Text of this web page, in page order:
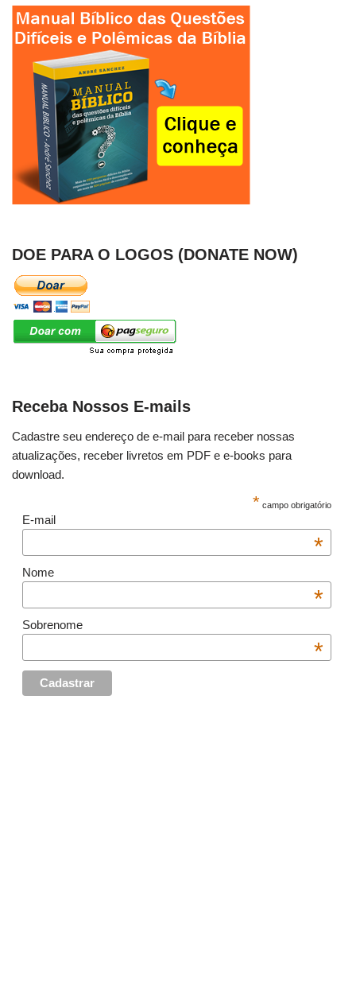
DOE PARA O LOGOS (DONATE NOW)
Receba Nossos E-mails
Cadastre seu endereço de e-mail para receber nossas
atualizações, receber livretos em PDF e e-books para
download.
* campo obrigatório
E-mail
*
Nome
*
Sobrenome
*